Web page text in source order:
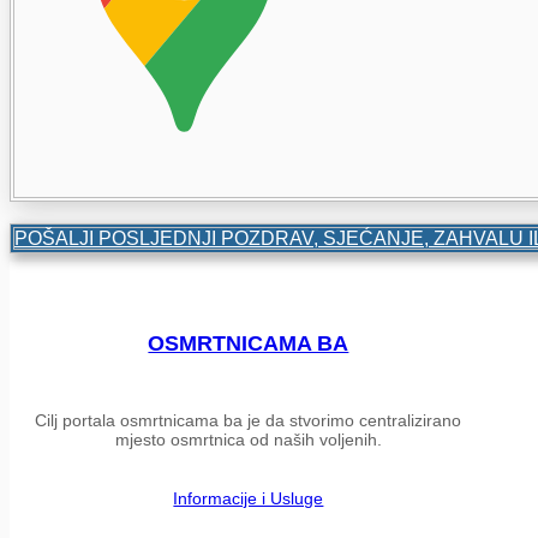
POŠALJI POSLJEDNJI POZDRAV, SJEĆANJE, ZAHVALU
OSMRTNICAMA BA
Cilj portala osmrtnicama ba je da stvorimo centralizirano
mjesto osmrtnica od naših voljenih.
Informacije i Usluge